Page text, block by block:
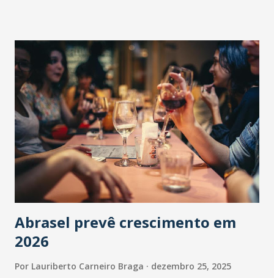
Abrasel prevê crescimento em
2026
Por Lauriberto Carneiro Braga dezembro 25, 2025